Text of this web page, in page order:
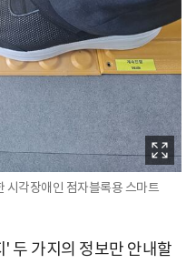
시각장애인 점자블록용 스마트
두 가지의 정보만 안내할